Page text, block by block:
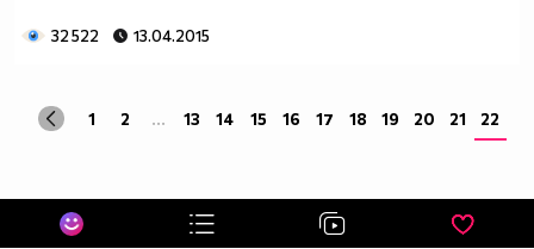
32 522 13.04.2015
1 2 ... 13 14 15 16 17 18 19 20 21 22